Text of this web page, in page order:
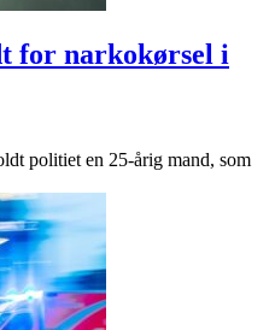
for narkokørsel i
politiet en 25-årig mand, som